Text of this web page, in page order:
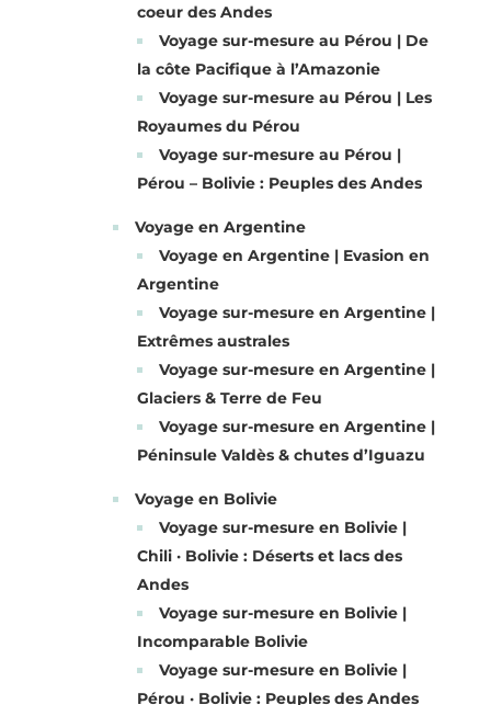
coeur des Andes
Voyage sur-mesure au Pérou | De
la côte Pacifique à l’Amazonie
Voyage sur-mesure au Pérou | Les
Royaumes du Pérou
Voyage sur-mesure au Pérou |
Pérou – Bolivie : Peuples des Andes
Voyage en Argentine
Voyage en Argentine | Evasion en
Argentine
Voyage sur-mesure en Argentine |
Extrêmes australes
Voyage sur-mesure en Argentine |
Glaciers & Terre de Feu
Voyage sur-mesure en Argentine |
Péninsule Valdès & chutes d’Iguazu
Voyage en Bolivie
Voyage sur-mesure en Bolivie |
Chili · Bolivie : Déserts et lacs des
Andes
Voyage sur-mesure en Bolivie |
Incomparable Bolivie
Voyage sur-mesure en Bolivie |
Pérou · Bolivie : Peuples des Andes